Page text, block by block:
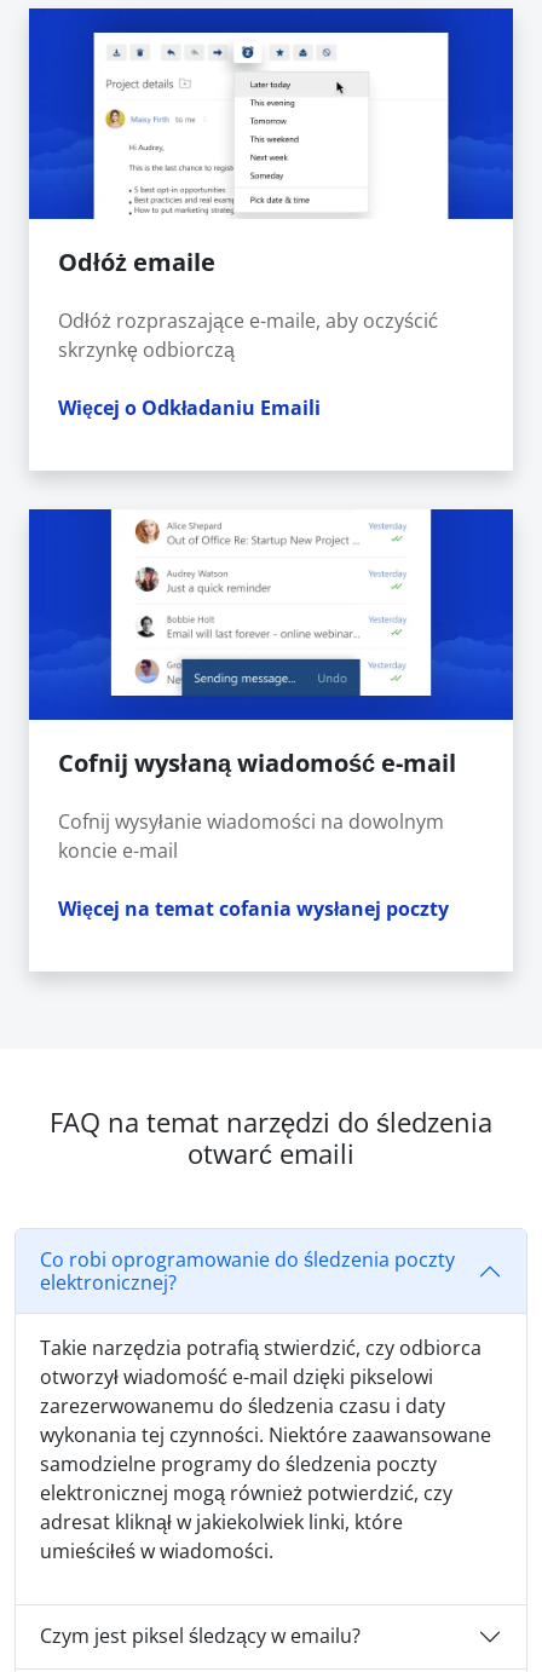
Odłóż emaile
Odłóż rozpraszające e-maile, aby oczyścić
skrzynkę odbiorczą
Więcej o Odkładaniu Emaili
Cofnij wysłaną wiadomość e-mail
Cofnij wysyłanie wiadomości na dowolnym
koncie e-mail
Więcej na temat cofania wysłanej poczty
FAQ na temat narzędzi do śledzenia
otwarć emaili
Co robi oprogramowanie do śledzenia poczty
elektronicznej?
Takie narzędzia potrafią stwierdzić, czy odbiorca
otworzył wiadomość e-mail dzięki pikselowi
zarezerwowanemu do śledzenia czasu i daty
wykonania tej czynności. Niektóre zaawansowane
samodzielne programy do śledzenia poczty
elektronicznej mogą również potwierdzić, czy
adresat kliknął w jakiekolwiek linki, które
umieściłeś w wiadomości.
Czym jest piksel śledzący w emailu?